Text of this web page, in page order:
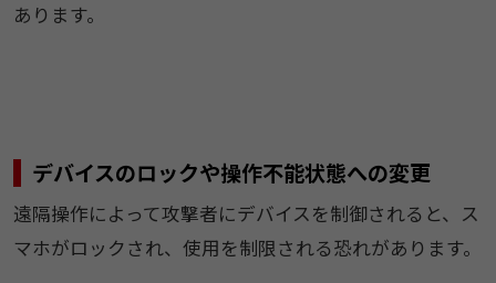
あります。
デバイスのロックや操作不能状態への変更
遠隔操作によって攻撃者にデバイスを制御されると、ス
マホがロックされ、使用を制限される恐れがあります。